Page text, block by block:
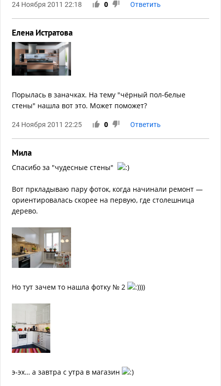
24 Ноября 2011 22:18 0 Ответить
Елена Истратова
Порылась в заначках. На тему "чёрный пол-белые
стены" нашла вот это. Может поможет?
24 Ноября 2011 22:25 0 Ответить
Мила
Спасибо за "чудесные стены"
Вот пркладываю пару фоток, когда начинали ремонт —
ориентировалась скорее на первую, где столешница
дерево.
Но тут зачем то нашла фотку № 2 )))
э-эх… а завтра с утра в магазин